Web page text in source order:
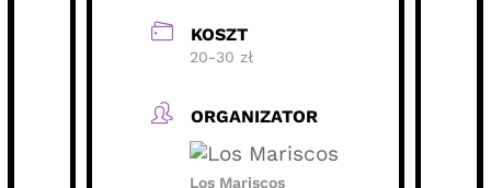
KOSZT
20-30 zł
ORGANIZATOR
Los Mariscos